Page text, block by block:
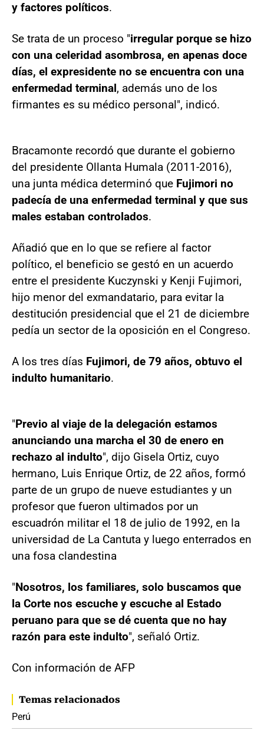
y factores políticos.
Se trata de un proceso "irregular porque se hizo
con una celeridad asombrosa, en apenas doce
días, el expresidente no se encuentra con una
enfermedad terminal, además uno de los
firmantes es su médico personal", indicó.
Bracamonte recordó que durante el gobierno
del presidente Ollanta Humala (2011-2016),
una junta médica determinó que Fujimori no
padecía de una enfermedad terminal y que sus
males estaban controlados.
Añadió que en lo que se refiere al factor
político, el beneficio se gestó en un acuerdo
entre el presidente Kuczynski y Kenji Fujimori,
hijo menor del exmandatario, para evitar la
destitución presidencial que el 21 de diciembre
pedía un sector de la oposición en el Congreso.
A los tres días Fujimori, de 79 años, obtuvo el
indulto humanitario.
"Previo al viaje de la delegación estamos
anunciando una marcha el 30 de enero en
rechazo al indulto", dijo Gisela Ortiz, cuyo
hermano, Luis Enrique Ortiz, de 22 años, formó
parte de un grupo de nueve estudiantes y un
profesor que fueron ultimados por un
escuadrón militar el 18 de julio de 1992, en la
universidad de La Cantuta y luego enterrados en
una fosa clandestina
"Nosotros, los familiares, solo buscamos que
la Corte nos escuche y escuche al Estado
peruano para que se dé cuenta que no hay
razón para este indulto", señaló Ortiz.
Con información de AFP
Temas relacionados
Perú